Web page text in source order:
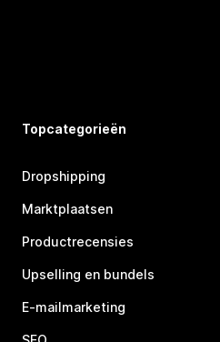
Topcategorieën
Dropshipping
Marktplaatsen
Productrecensies
Upselling en bundels
E-mailmarketing